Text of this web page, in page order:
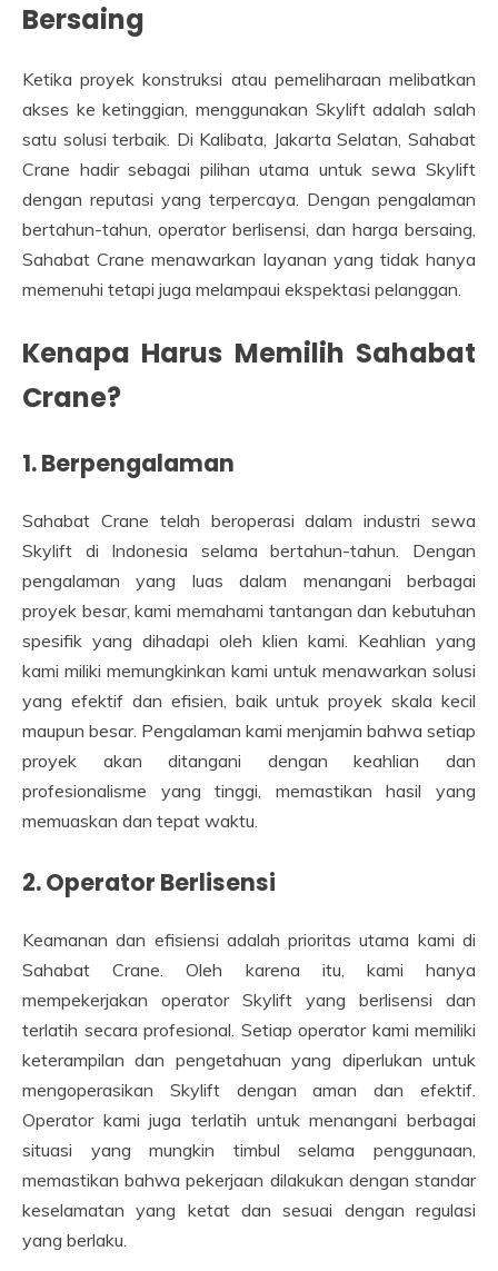
Bersaing
Ketika proyek konstruksi atau pemeliharaan melibatkan
akses ke ketinggian, menggunakan Skylift adalah salah
satu solusi terbaik. Di Kalibata, Jakarta Selatan, Sahabat
Crane hadir sebagai pilihan utama untuk sewa Skylift
dengan reputasi yang terpercaya. Dengan pengalaman
bertahun-tahun, operator berlisensi, dan harga bersaing,
Sahabat Crane menawarkan layanan yang tidak hanya
memenuhi tetapi juga melampaui ekspektasi pelanggan.
Kenapa Harus Memilih Sahabat
Crane?
1. Berpengalaman
Sahabat Crane telah beroperasi dalam industri sewa
Skylift di Indonesia selama bertahun-tahun. Dengan
pengalaman yang luas dalam menangani berbagai
proyek besar, kami memahami tantangan dan kebutuhan
spesifik yang dihadapi oleh klien kami. Keahlian yang
kami miliki memungkinkan kami untuk menawarkan solusi
yang efektif dan efisien, baik untuk proyek skala kecil
maupun besar. Pengalaman kami menjamin bahwa setiap
proyek akan ditangani dengan keahlian dan
profesionalisme yang tinggi, memastikan hasil yang
memuaskan dan tepat waktu.
2. Operator Berlisensi
Keamanan dan efisiensi adalah prioritas utama kami di
Sahabat Crane. Oleh karena itu, kami hanya
mempekerjakan operator Skylift yang berlisensi dan
terlatih secara profesional. Setiap operator kami memiliki
keterampilan dan pengetahuan yang diperlukan untuk
mengoperasikan Skylift dengan aman dan efektif.
Operator kami juga terlatih untuk menangani berbagai
situasi yang mungkin timbul selama penggunaan,
memastikan bahwa pekerjaan dilakukan dengan standar
keselamatan yang ketat dan sesuai dengan regulasi
yang berlaku.